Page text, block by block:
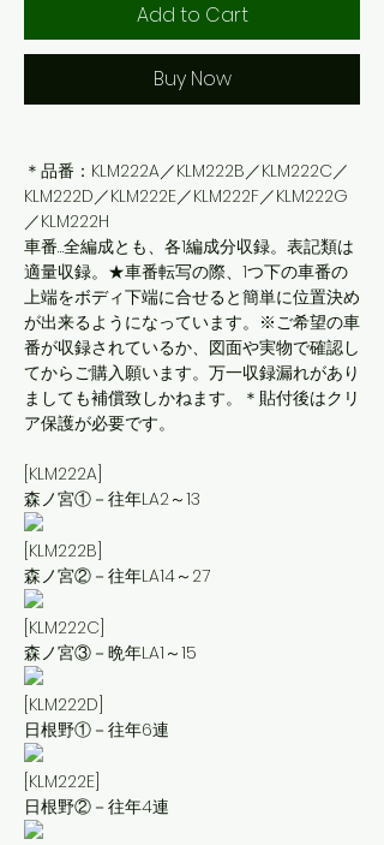
Add to Cart
Buy Now
＊品番：KLM222A／KLM222B／KLM222C／
KLM222D／KLM222E／KLM222F／KLM222G
／KLM222H
車番…全編成とも、各1編成分収録。表記類は
適量収録。★車番転写の際、1つ下の車番の
上端をボディ下端に合せると簡単に位置決め
が出来るようになっています。※ご希望の車
番が収録されているか、図面や実物で確認し
てからご購入願います。万一収録漏れがあり
ましても補償致しかねます。＊貼付後はクリ
ア保護が必要です。
[KLM222A]
森ノ宮①－往年LA2～13
[KLM222B]
森ノ宮②－往年LA14～27
[KLM222C]
森ノ宮③－晩年LA1～15
[KLM222D]
日根野①－往年6連
[KLM222E]
日根野②－往年4連